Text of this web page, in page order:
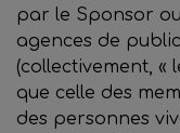
par le Sponsor
agences de
(collectivement, «
que celle des
des personnes